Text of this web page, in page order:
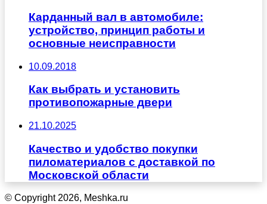
Карданный вал в автомобиле:
устройство, принцип работы и
основные неисправности
10.09.2018
Как выбрать и установить
противопожарные двери
21.10.2025
Качество и удобство покупки
пиломатериалов с доставкой по
Московской области
© Copyright 2026, Meshka.ru